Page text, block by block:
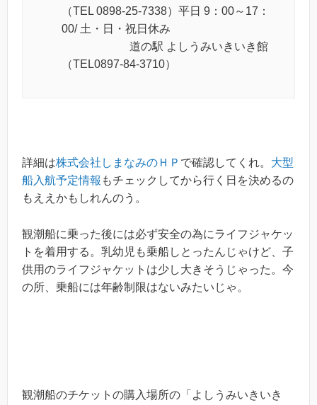
（TEL 0898-25-7338）平日 9：00～17：
00/ 土・日・祝日休み
道の駅 よしうみいきいき館
（TEL0897-84-3710）
詳細は株式会社しまなみのＨＰ で確認してくれ。 大型
船入航予定情報 もチェックしてから行く日を決めるの
もええかもしれんのう。
観潮船に乗った後には必ず安全の為にライフジャケッ
トを着用する。乳幼児も乗船しとったんじゃけど、子
供用のライフジャケットは少し大きそうじゃった。今
の所、乗船には年齢制限はないみたいじゃ。
観潮船のチケットの購入場所の「よしうみいきいき